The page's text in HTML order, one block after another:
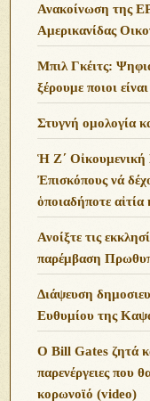
Ανακοίνωση της
Αμερικανίδας
Μπιλ Γκέιτς:
ξέρουμε ποιοι είναι
Στυγνή ομολογία
Ἡ Ζ΄ Οἰκουμενική
Ἐπισκόπους νά
ὁποιαδήποτε αἰτία
Ανoίξτε τις
παρέμβαση
Διάψευση
Ευθυμίου της
O Bill Gates ζητά
παρενέργειες που
κορωνοϊό (video)